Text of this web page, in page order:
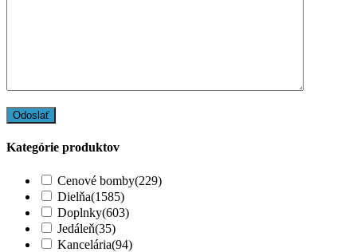
Kategórie produktov
Cenové bomby(229)
Dielňa(1585)
Doplnky(603)
Jedáleň(35)
Kancelária(94)